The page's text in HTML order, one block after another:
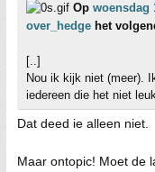
Op woensdag
over_hedge het
[..]
Nou ik kijk niet (meer).
iedereen die het niet
Dat deed ie alleen niet.
Maar ontopic! Moet de